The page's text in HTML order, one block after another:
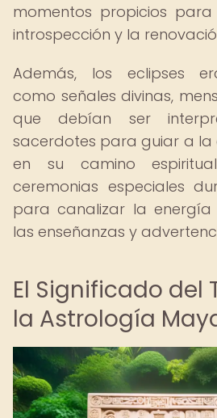
momentos propicios
introspección y la
Además, los eclipses
como señales divinas,
que debían ser
sacerdotes para guiar a
en su camino
ceremonias especiales
para canalizar la energía
las enseñanzas y
El Significado del
la Astrología